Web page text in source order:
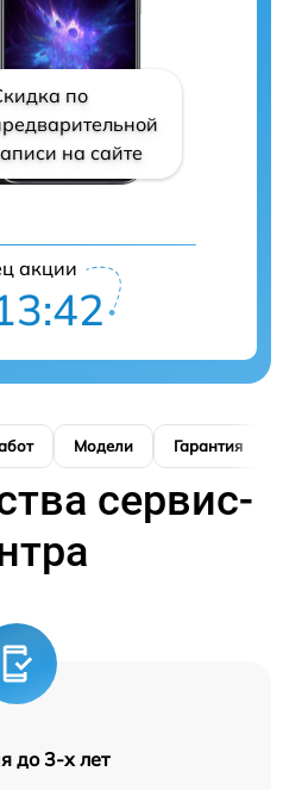
по
на сайте
акции
Модели Гарантия
сервис-
до 3-х лет